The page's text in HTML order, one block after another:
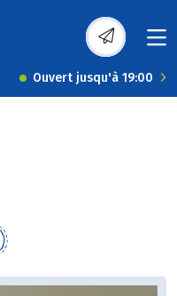
Ouvert jusqu'à 19:00